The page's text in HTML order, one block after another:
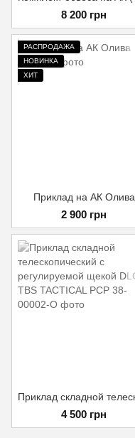
8 200 грн
РАСПРОДАЖА
НОВИНКА
ХИТ
Приклад на АК Олива
2 900 грн
4 500 грн